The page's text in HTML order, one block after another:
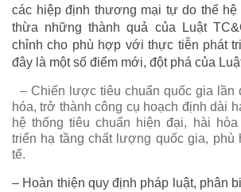
các hiệp định thương mại tự do thế
thừa những thành quả của Luật
chỉnh cho phù hợp với thực tiễn phát
đây là một số điểm mới, đột phá của
– Chiến lược tiêu chuẩn quốc gia lần
hóa, trở thành công cụ hoạch định dài
hệ thống tiêu chuẩn hiện đại, hài
triển hạ tầng chất lượng quốc gia, phù
tế.
– Hoàn thiện quy định pháp luật, phân